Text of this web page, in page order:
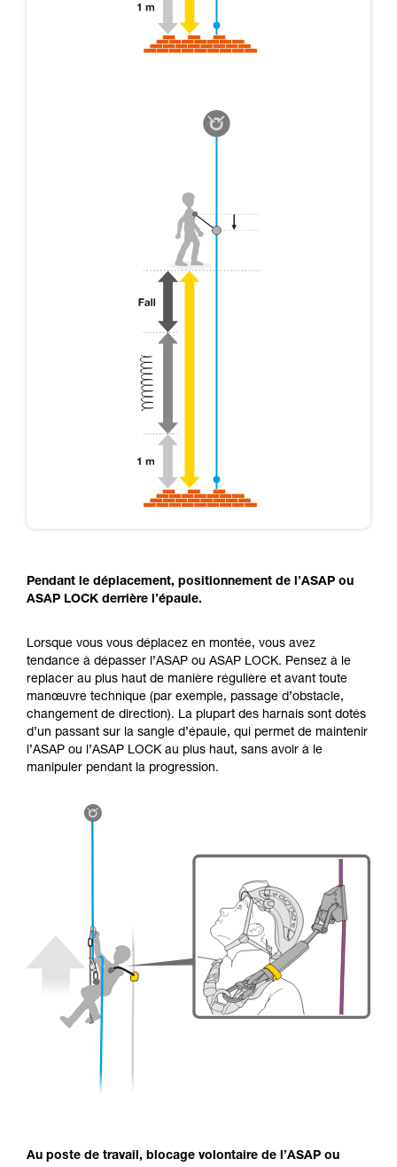
Pendant le déplacement, positionnement de l’ASAP ou
ASAP LOCK derrière l’épaule.
Lorsque vous vous déplacez en montée, vous avez
tendance à dépasser l’ASAP ou ASAP LOCK. Pensez à le
replacer au plus haut de manière régulière et avant toute
manœuvre technique (par exemple, passage d’obstacle,
changement de direction). La plupart des harnais sont dotés
d’un passant sur la sangle d’épaule, qui permet de maintenir
l’ASAP ou l’ASAP LOCK au plus haut, sans avoir à le
manipuler pendant la progression.
Au poste de travail, blocage volontaire de l’ASAP ou